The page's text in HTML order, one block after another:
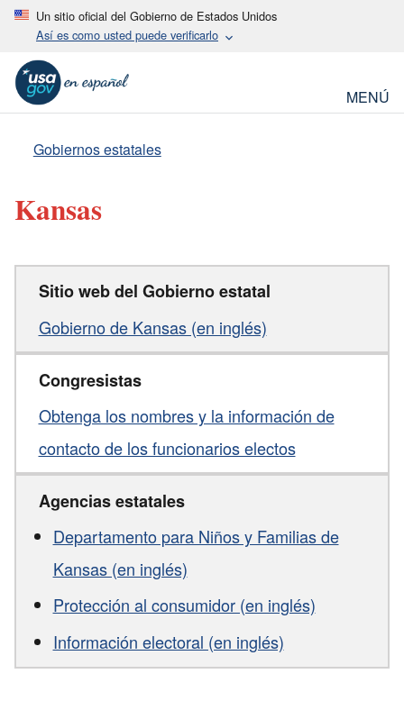
Un sitio oficial del Gobierno de Estados Unidos
Así es como usted puede verificarlo
MENÚ
Gobiernos estatales
Kansas
Sitio web del Gobierno estatal
Gobierno de Kansas (en inglés)
Congresistas
Obtenga los nombres y la información de
contacto de los funcionarios electos
Agencias estatales
Departamento para Niños y Familias de
Kansas (en inglés)
Protección al consumidor (en inglés)
Información electoral (en inglés)